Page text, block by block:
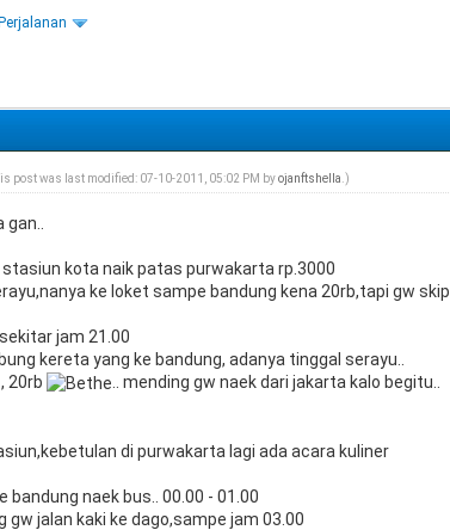
post was last modified: 07-10-2011, 05:02 PM byojanftshella .)
kota naik patas purwakarta rp.3000
ke loket sampe bandung kena 20rb,tapi gw skip
jam 21.00
kereta yang ke bandung, adanya tinggal serayu..
20rb
.. mending gw naek dari jakarta kalo begitu..
di purwakarta lagi ada acara kuliner
bandung naek bus.. 00.00 - 01.00
gw jalan kaki ke dago,sampe jam 03.00